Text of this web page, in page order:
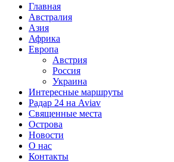
Главная
Австралия
Азия
Африка
Европа
Австрия
Россия
Украина
Интересные маршруты
Радар 24 на Aviav
Священные места
Острова
Новости
О нас
Контакты